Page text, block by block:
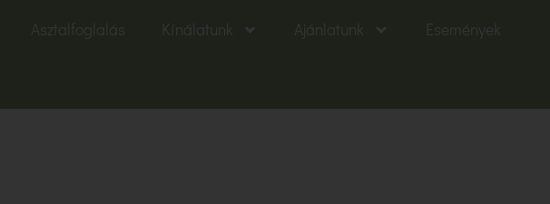
Asztalfoglalás Kínálatunk Ajánlatunk Események